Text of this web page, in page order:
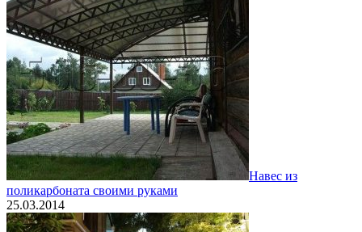
Навес из
поликарбоната своими руками
25.03.2014